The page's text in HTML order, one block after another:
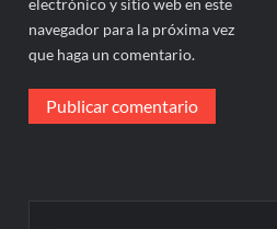
navegador para la próxima vez
que haga un comentario.